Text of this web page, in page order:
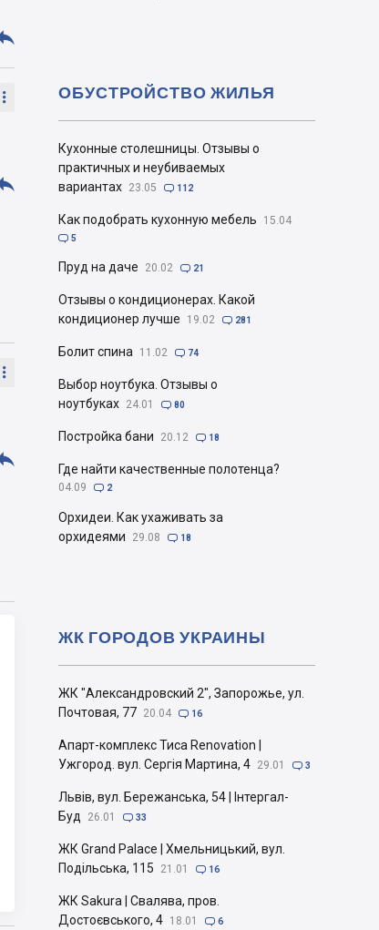


Кухонные столешницы. Отзывы о
практичных и неубиваемых
вариантах 23.05  112
Как подобрать кухонную мебель 15.04
 5
Пруд на даче 20.02  21
Отзывы о кондиционерах. Какой
кондиционер лучше
19.02  281
Болит спина 11.02  74
Выбор ноутбука. Отзывы о
ноутбуках 24.01  80
Постройка бани 20.12  18
Где найти качественные полотенца?
04.09  2
Орхидеи. Как ухаживать за
орхидеями
29.08  18
ОБУСТРОЙСТВО ЖИЛЬЯ
ЖК "Александровский 2", Запорожье, ул.
Почтовая, 77 20.04  16
Апарт-комплекс Тиса Renovation |
Ужгород. вул. Сергія Мартина, 4 29.01  3
Львів, вул. Бережанська, 54 | Інтергал-
Буд
26.01  33
ЖК Grand Palace | Хмельницький, вул.
Подільська, 115
21.01  16
ЖК Sakura | Свалява, пров.
Достоєвського, 4 18.01  6
ЖК ГОРОДОВ УКРАИНЫ